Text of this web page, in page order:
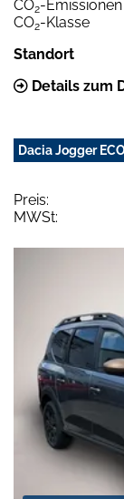
CO2-
CO2-Klasse
Standort
Details zum
Dacia Jogger
Preis:
MWSt: